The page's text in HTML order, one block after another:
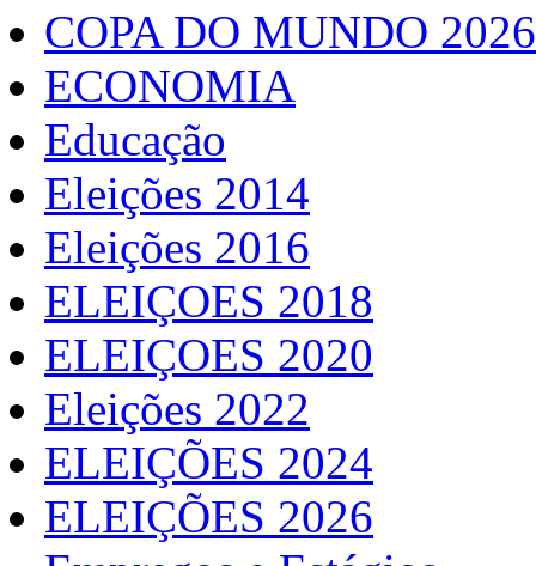
COPA DO MUNDO 2026
ECONOMIA
Educação
Eleições 2014
Eleições 2016
ELEIÇOES 2018
ELEIÇOES 2020
Eleições 2022
ELEIÇÕES 2024
ELEIÇÕES 2026